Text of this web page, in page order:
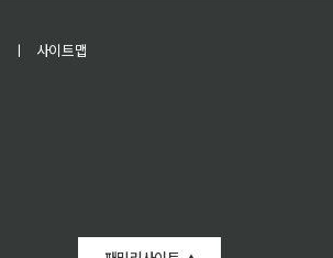
ㅣ
사이트맵